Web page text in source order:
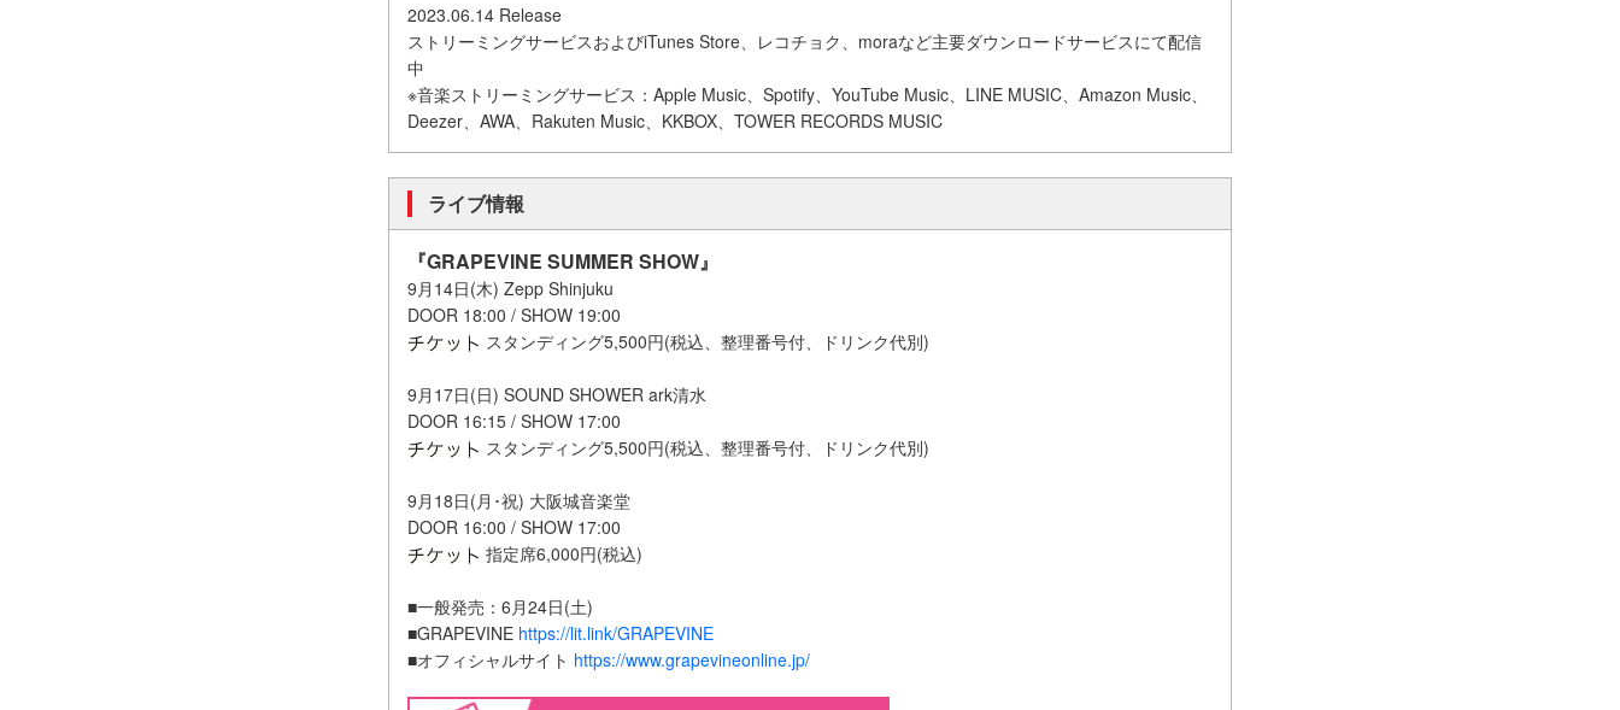
2023.06.14 Release
ストリーミングサービスおよびiTunes Store、レコチョク、moraなど主要ダウンロードサービスにて配信
中
※音楽ストリーミングサービス：Apple Music、Spotify、YouTube Music、LINE MUSIC、Amazon Music、
Deezer、AWA、Rakuten Music、KKBOX、TOWER RECORDS MUSIC
ライブ情報
『GRAPEVINE SUMMER SHOW』
9月14日(木) Zepp Shinjuku
DOOR 18:00 / SHOW 19:00
スタンディング5,500円(税込、整理番号付、ドリンク代別)
9月17日(日) SOUND SHOWER ark清水
DOOR 16:15 / SHOW 17:00
スタンディング5,500円(税込、整理番号付、ドリンク代別)
9月18日(月･祝) 大阪城音楽堂
DOOR 16:00 / SHOW 17:00
指定席6,000円(税込)
■一般発売：6月24日(土)
■GRAPEVINE https://lit.link/GRAPEVINE
■オフィシャルサイト https://www.grapevineonline.jp/